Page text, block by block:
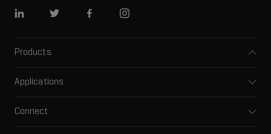
Linkedin Twitter FacebookInstagram
Products
Capillary electrophoresis
Integrated solutions
Applications
Clinical
Connect